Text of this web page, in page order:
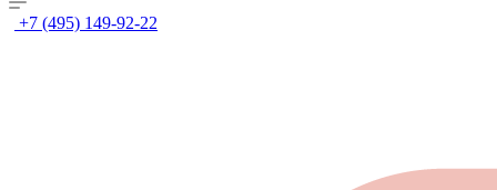
+7 (495) 149-92-22